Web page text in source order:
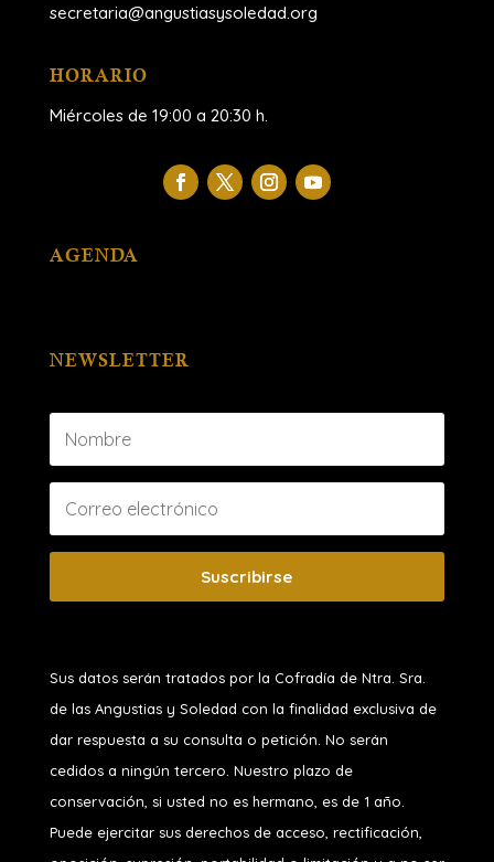
secretaria@angustiasysoledad.org
HORARIO
Miércoles de 19:00 a 20:30 h.
AGENDA
NEWSLETTER
Suscribirse
Sus datos serán tratados por la Cofradía de Ntra. Sra.
de las Angustias y Soledad con la finalidad exclusiva de
dar respuesta a su consulta o petición. No serán
cedidos a ningún tercero. Nuestro plazo de
conservación, si usted no es hermano, es de 1 año.
Puede ejercitar sus derechos de acceso, rectificación,